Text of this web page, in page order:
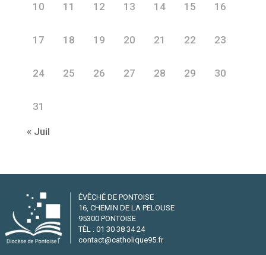
10 11 12 13 14 15 16
17 18 19 20 21 22 23
24 25 26 27 28 29 30
31
« Juil
ÉVÊCHÉ DE PONTOISE
16, CHEMIN DE LA PELOUSE
95300 PONTOISE
TÉL : 01 30 38 34 24
contact@catholique95.fr